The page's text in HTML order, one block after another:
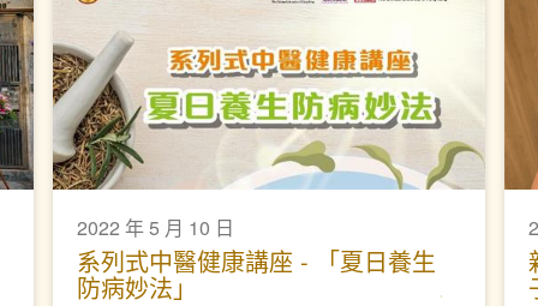
2022 年 5 月 10 日
系列式中醫健康講座 - 「夏日養生
防病妙法」